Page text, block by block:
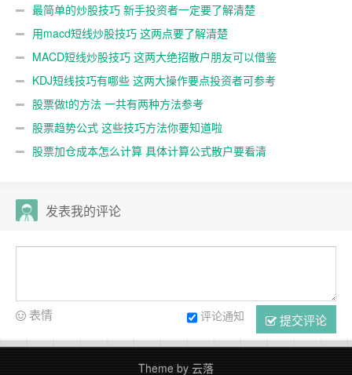
最简单的炒股技巧 新手投资者一定要了解清楚
用macd短线炒股技巧 这两点要了解清楚
MACD短线炒股技巧 这两大绝招散户朋友可以借鉴
KDJ短线技巧有哪些 这两大操作要点投资者可参考
股票做t的方法 一共有两种方法参考
股票趋势公式 这些技巧方法你要知道啦
股票加仓成本怎么计算 具体计算公式散户要看清
发表我的评论
提交评论
评论通知
表情
Theme by 云落